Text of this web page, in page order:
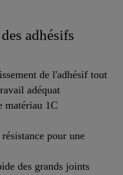
adhésifs
de l'adhésif tout
adéquat
matériau 1C
pour une
des grands joints